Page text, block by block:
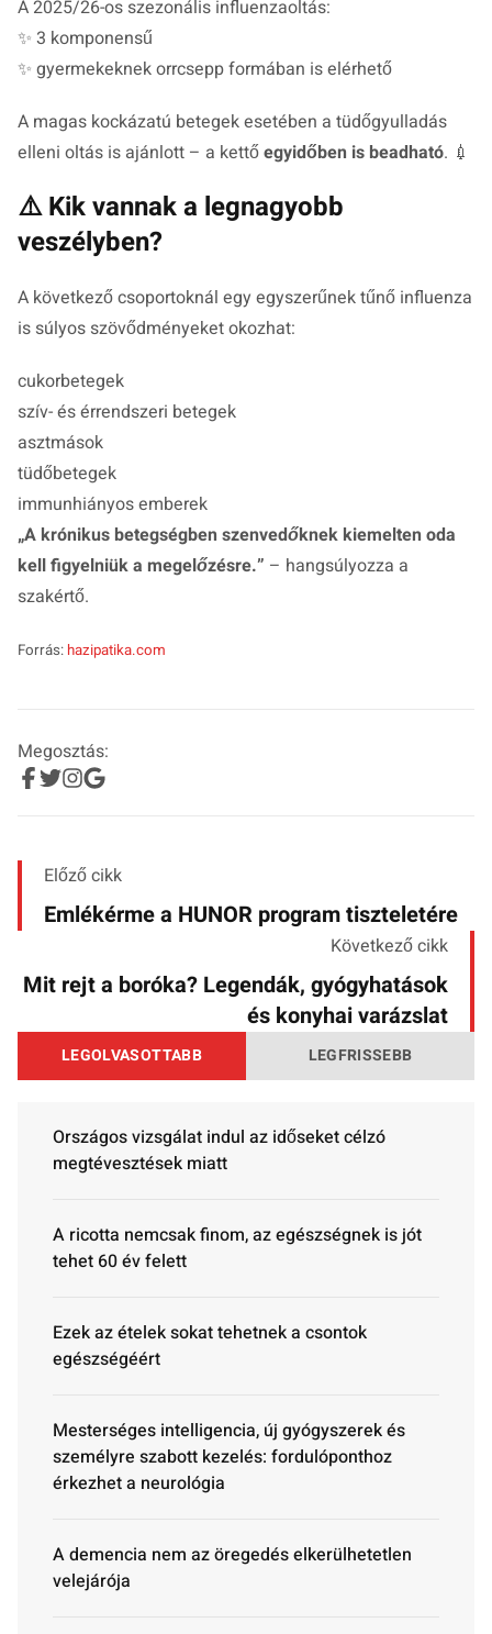
A 2025/26-os szezonális influenzaoltás:
✨ 3 komponensű
✨ gyermekeknek orrcsepp formában is elérhető
A magas kockázatú betegek esetében a tüdőgyulladás
elleni oltás is ajánlott – a kettőegyidőben is beadható. 💉
⚠️ Kik vannak a legnagyobb
veszélyben?
A következő csoportoknál egy egyszerűnek tűnő influenza
is súlyos szövődményeket okozhat:
cukorbetegek
szív- és érrendszeri betegek
asztmások
tüdőbetegek
immunhiányos emberek
„A krónikus betegségben szenvedőknek kiemelten oda
kell figyelniük a megelőzésre.” – hangsúlyozza a
szakértő.
Forrás: hazipatika.com
Megosztás:
Előző cikk
Emlékérme a HUNOR program tiszteletére
Következő cikk
Mit rejt a boróka? Legendák, gyógyhatások
és konyhai varázslat
LEGOLVASOTTABB LEGFRISSEBB
Országos vizsgálat indul az időseket célzó
megtévesztések miatt
A ricotta nemcsak finom, az egészségnek is jót
tehet 60 év felett
Ezek az ételek sokat tehetnek a csontok
egészségéért
Mesterséges intelligencia, új gyógyszerek és
személyre szabott kezelés: fordulóponthoz
érkezhet a neurológia
A demencia nem az öregedés elkerülhetetlen
velejárója